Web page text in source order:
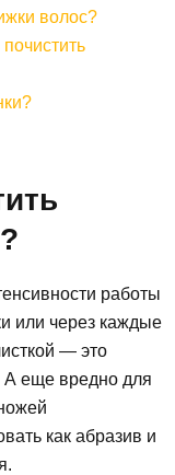
волос?
работы
или через каждые
— это
А еще вредно для
как абразив и